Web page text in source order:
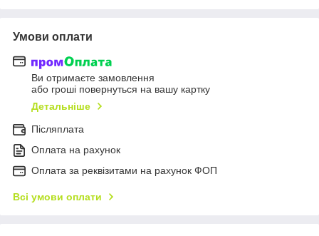
Умови оплати
Ви отримаєте замовлення
або гроші повернуться на вашу картку
Детальніше
Післяплата
Оплата на рахунок
Оплата за реквізитами на рахунок ФОП
Всі умови оплати